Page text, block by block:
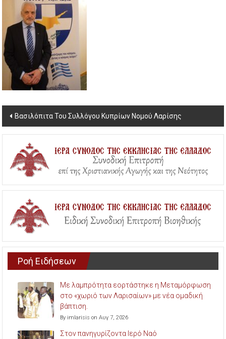
Post
navigation
Βασιλόπιτα Του Συλλόγου Κυπρίων Νομού Λαρίσης
Ροή Ειδήσεων
Με λαμπρότητα εορτάστηκε η Μεταμόρφωση
στο «χωριό των Λαρισαίων» με νέα ομαδική
βάπτιση.
By imlarisis on Αυγ 7, 2026
Στον πανηγυρίζοντα Ιερό Ναό